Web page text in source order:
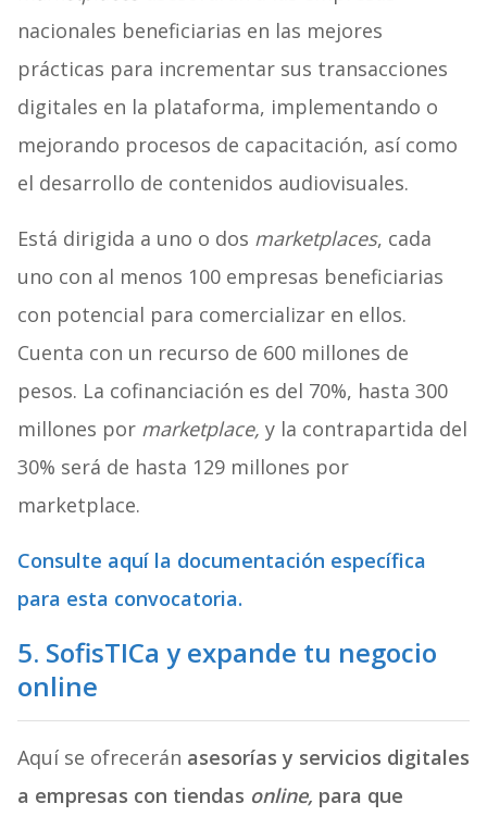
nacionales beneficiarias en las mejores
prácticas para incrementar sus transacciones
digitales en la plataforma, implementando o
mejorando procesos de capacitación, así como
el desarrollo de contenidos audiovisuales.
Está dirigida a uno o dos marketplaces, cada
uno con al menos 100 empresas beneficiarias
con potencial para comercializar en ellos.
Cuenta con un recurso de 600 millones de
pesos. La cofinanciación es del 70%, hasta 300
millones por marketplace, y la contrapartida del
30% será de hasta 129 millones por
marketplace.
Consulte aquí la documentación específica
para esta convocatoria.
5. SofisTICa y expande tu negocio
online
Aquí se ofrecerán asesorías y servicios digitales
a empresas con tiendas online, para que